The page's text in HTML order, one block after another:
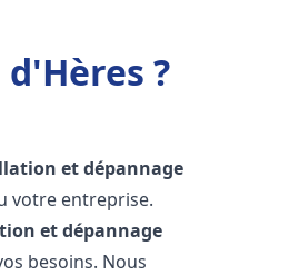
?
et dépannage
votre entreprise.
et dépannage
besoins. Nous